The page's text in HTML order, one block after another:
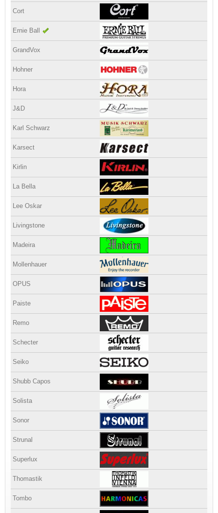
Cort
Ernie Ball
GrandVox
Hohner
Hora
J&D
Karl Schwarz
Karsect
Kirlin
La Bella
Lee Oskar
Livingstone
Madeira
Mollenhauer
OPUS
Paiste
Remo
Schecter
Seiko
Shubb Capos
Solista
Sonor
Strunal
Superlux
Thomastik
Tombo